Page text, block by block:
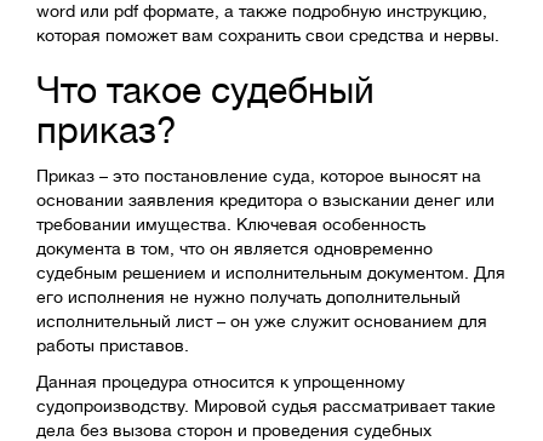
word или pdf формате, а также подробную инструкцию,
которая поможет вам сохранить свои средства и нервы.
Что такое судебный
приказ?
Приказ – это постановление суда, которое выносят на
основании заявления кредитора о взыскании денег или
требовании имущества. Ключевая особенность
документа в том, что он является одновременно
судебным решением и исполнительным документом. Для
его исполнения не нужно получать дополнительный
исполнительный лист – он уже служит основанием для
работы приставов.
Данная процедура относится к упрощенному
судопроизводству. Мировой судья рассматривает такие
дела без вызова сторон и проведения судебных